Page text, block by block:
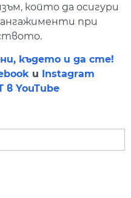
който да осигури
при
където и да сте!
и Instagram
YouTube